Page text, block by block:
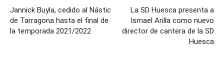
Jannick Buyla, cedido al Nástic
de Tarragona hasta el final de
la temporada 2021/2022
La SD Huesca presenta a
Ismael Arilla como nuevo
director de cantera de la SD
Huesca